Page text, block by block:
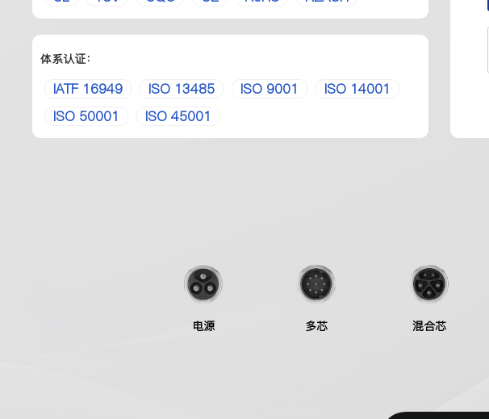
体系认证：
IATF 16949 ISO 13485 ISO 9001
ISO 14001
ISO 50001
ISO 45001
电源 多芯 混合芯